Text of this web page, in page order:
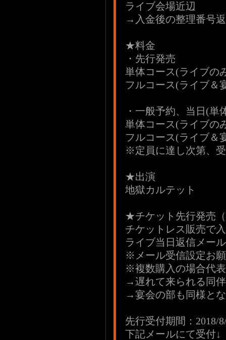
ライブ会場近辺
→入金後の整理番号
★料金
・先行発売
単体コース(ライブの
フルコース(ライブ＆
・一般予約、当日(単
単体コース(ライブの
フルコース(ライブ＆
※定員に達し次第、
★出演
地獄カルテット
★チケット先行発売
チケットレス販売で
ライブ当日返信メー
※メール受信設定お
※複数購入の場合代
→遅れて来られる同
→宴会の部も同様と
先行受付期間：2018/
下記メールにて受付↓